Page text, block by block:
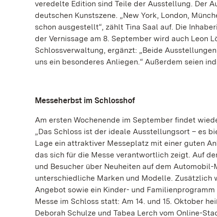
veredelte Edition sind Teile der Ausstellung. Der
deutschen Kunstszene. „New York, London,
schon ausgestellt“, zählt Tina Saal auf. Die
der Vernissage am 8. September wird auch Leon
Schlossverwaltung, ergänzt: „Beide
uns ein besonderes Anliegen.“ Außerdem seien
Messeherbst im Schlosshof
Am ersten Wochenende im September findet
„Das Schloss ist der ideale Ausstellungsort – es
Lage ein attraktiver Messeplatz mit einer guten
das sich für die Messe verantwortlich zeigt. Auf
und Besucher über Neuheiten auf dem
unterschiedliche Marken und Modelle. Zusätzlich
Angebot sowie ein Kinder- und
Messe im Schloss statt: Am 14. und 15. Oktober
Deborah Schulze und Tabea Lerch vom Online-